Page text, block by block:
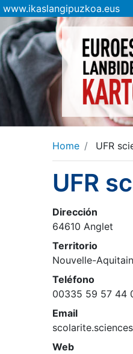
www.ikaslangipuzkoa.eus
Home UFR
UFR
Dirección
64610 Anglet
Territorio
Nouvelle-
Teléfono
00335 59 57 44
Email
Web